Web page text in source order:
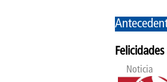
Noticia